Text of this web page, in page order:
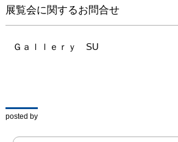
展覧会に関するお問合せ
Ｇａｌｌｅｒｙ　SU
posted by